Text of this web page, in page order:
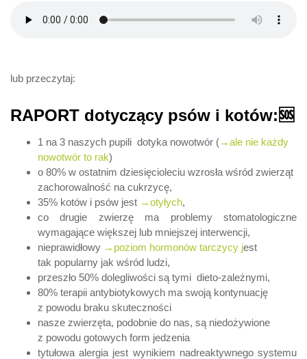
lub przeczytaj:
RAPORT dotyczący psów i kotów:🆘
1 na 3 naszych pupili dotyka nowotwór (→ale nie każdy
nowotwór to rak)
o 80% w ostatnim dziesięcioleciu wzrosła wśród zwierząt
zachorowalność na cukrzycę,
35% kotów i psów jest →otyłych,
co drugie zwierzę ma problemy stomatologiczne
wymagające większej lub mniejszej interwencji,
nieprawidłowy →poziom hormonów tarczycy jest
tak popularny jak wśród ludzi,
przeszło 50% dolegliwości są tymi dieto-zależnymi,
80% terapii antybiotykowych ma swoją kontynuację
z powodu braku skuteczności
nasze zwierzęta, podobnie do nas, są niedożywione
z powodu gotowych form jedzenia
tytułowa alergia jest wynikiem nadreaktywnego systemu